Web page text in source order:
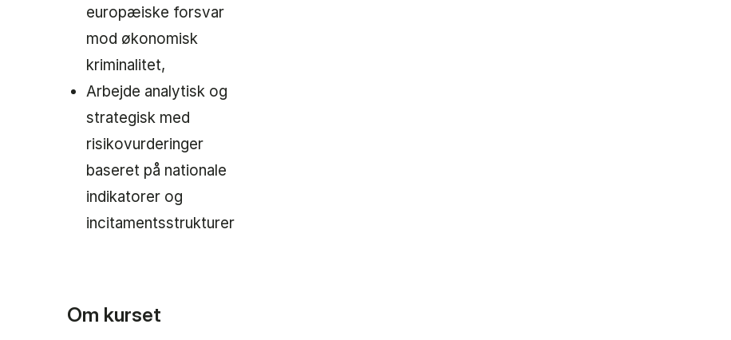
europæiske forsvar
mod økonomisk
kriminalitet,
Arbejde analytisk og
strategisk med
risikovurderinger
baseret på nationale
indikatorer og
incitamentsstrukturer
Om kurset